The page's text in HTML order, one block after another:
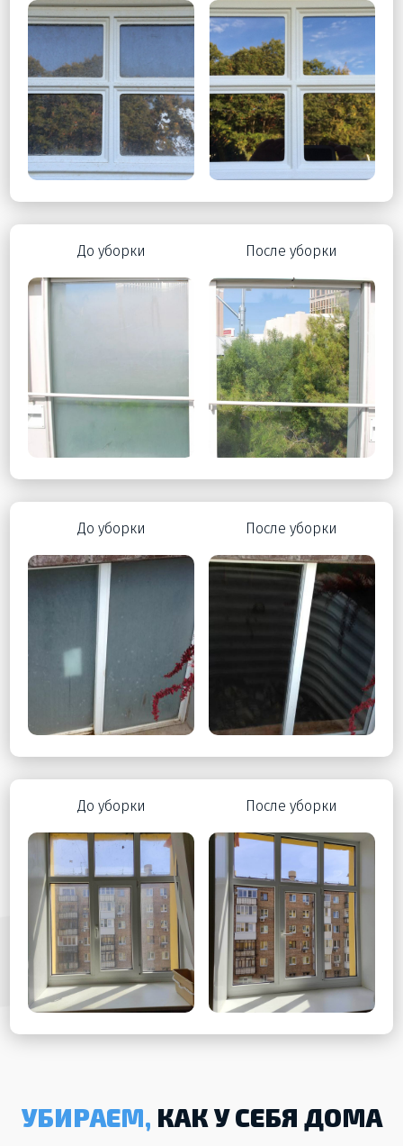
До уборки После уборки
До уборки После уборки
До уборки После уборки
УБИРАЕМ, КАК У СЕБЯ ДОМА